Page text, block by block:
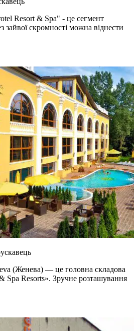
Resort & Spa" - це сегмент
зайвої скромності можна віднести
(Женева) — це головна складова
Spa Resorts». Зручне розташування